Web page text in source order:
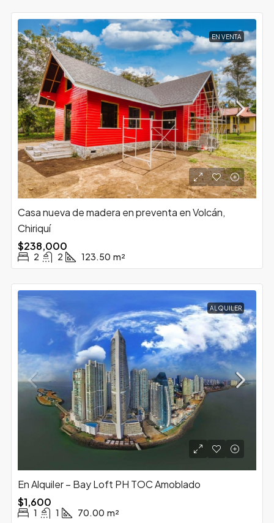
EN VENTA
Casa nueva de madera en preventa en Volcán,
Chiriquí
$238,000
2 2 123.50 m²
ALQUILER
En Alquiler – Bay Loft PH TOC Amoblado
$1,600
1 1 70.00 m²